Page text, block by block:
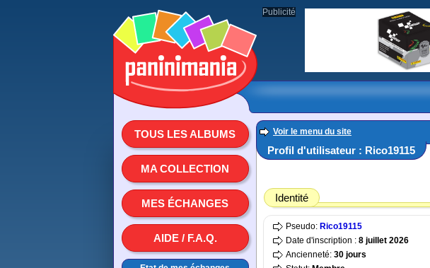
TOUS LES ALBUMS
MA COLLECTION
MES ÉCHANGES
AIDE / F.A.Q.
Voir le menu du site
Profil d'utilisateur : Rico19115
Identité
Pseudo: Rico19115
Date d'inscription : 8 juillet 2026
Ancienneté: 30 jours
Publicité